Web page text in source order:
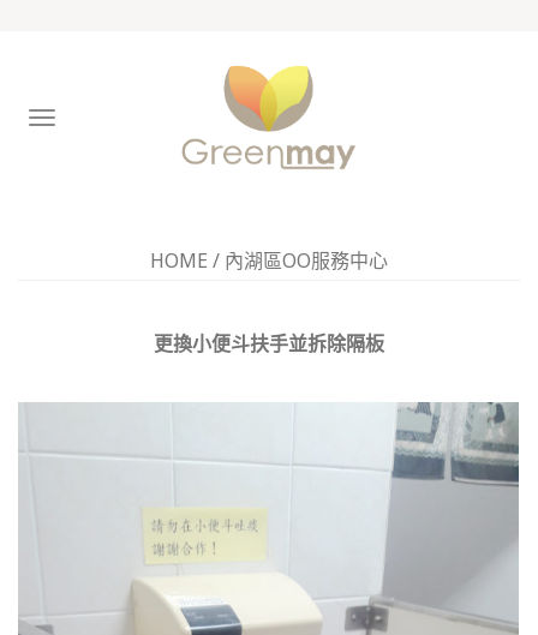
TOGGLE
NAVIGATION
HOME / 內湖區OO服務中心
更換小便斗扶手並拆除隔板